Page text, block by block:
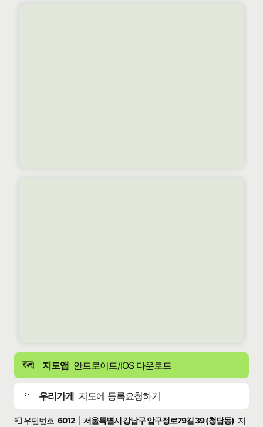
🗺️ 지도앱 안드로이드/IOS 다운로드
🚩 우리가게 지도에 등록요청하기
📮 우편번호 6012 서울특별시 강남구 압구정로79길 39 (청담동) 지